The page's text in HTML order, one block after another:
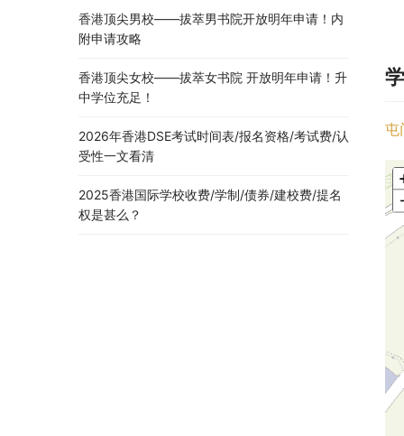
屯
香港顶尖男校——拔萃男书院开放明年申请！内
附申请攻略
香港顶尖女校——拔萃女书院 开放明年申请！升
中学位充足！
2026年香港DSE考试时间表/报名资格/考试费/认
受性一文看清
2025香港国际学校收费/学制/债券/建校费/提名
权是甚么？